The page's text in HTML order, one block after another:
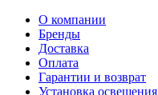
О компании
Бренды
Доставка
Оплата
Гарантии и возврат
Установка освещения